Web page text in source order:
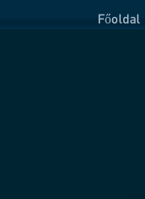
Főoldal